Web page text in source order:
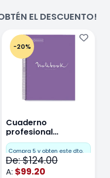
EL DESCUENTO!
-20%
Cuaderno
profesional
Miquelrius Emotions
raya 80 hojas
Purpura
Compra 5 y obten este dto.
De: $124.00
A: $99.20